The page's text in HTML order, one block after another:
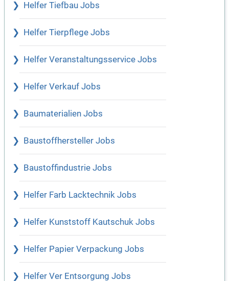
Helfer Tiefbau Jobs
Helfer Tierpflege Jobs
Helfer Veranstaltungsservice Jobs
Helfer Verkauf Jobs
Baumaterialien Jobs
Baustoffhersteller Jobs
Baustoffindustrie Jobs
Helfer Farb Lacktechnik Jobs
Helfer Kunststoff Kautschuk Jobs
Helfer Papier Verpackung Jobs
Helfer Ver Entsorgung Jobs